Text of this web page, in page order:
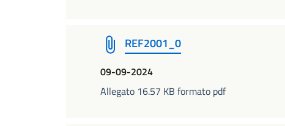
REF2001_0
09-09-2024
Allegato 16.57 KB formato pdf